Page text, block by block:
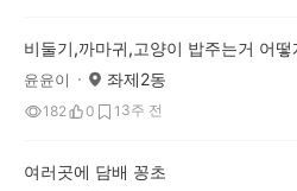
윤윤이 좌제2동
182 0 1 3주 전
여러곳에 담배 꽁초